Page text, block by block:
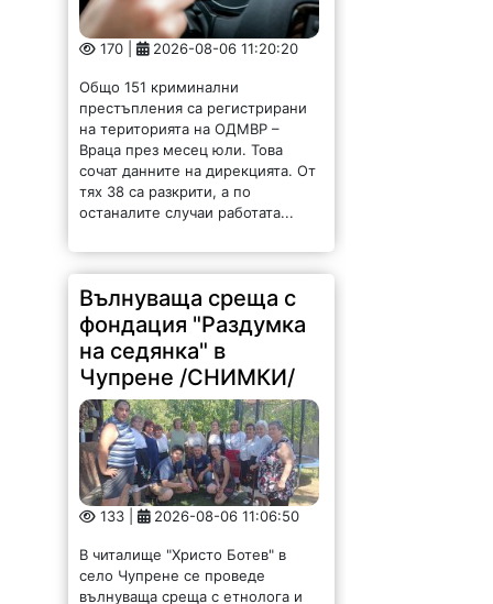
170 | 2026-08-06 11:20:20
Общо 151 криминални
престъпления са регистрирани
на територията на ОДМВР –
Враца през месец юли. Това
сочат данните на дирекцията. От
тях 38 са разкрити, а по
останалите случаи работата...
Вълнуваща среща с
фондация "Раздумка
на седянка" в
Чупрене /СНИМКИ/
133 | 2026-08-06 11:06:50
В читалище "Христо Ботев" в
село Чупрене се проведе
вълнуваща среща с етнолога и